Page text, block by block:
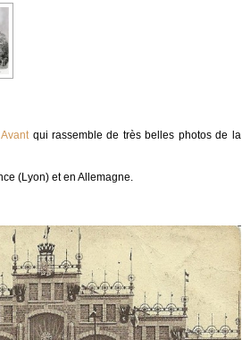
qui rassemble de très belles photos de la
(Lyon) et en Allemagne.